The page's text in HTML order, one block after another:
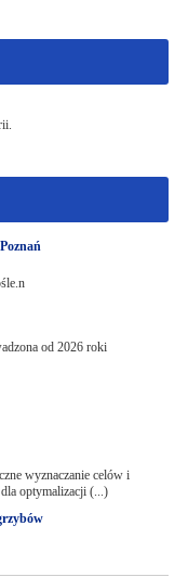
od 2026 roki
wyznaczanie celów i
optymalizacji (...)